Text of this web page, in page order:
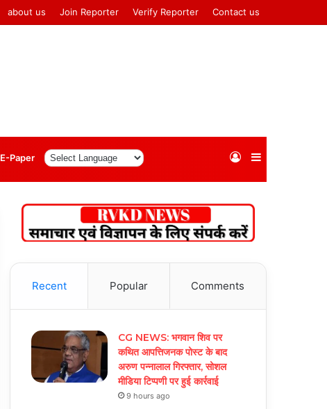
about us Join Reporter Verify Reporter Contact us
E-Paper Sidebar
Log
Recent Popular Comments
CG NEWS: भगवान शिव पर
कथित आपत्तिजनक पोस्ट के बाद
अरुण पन्नालाल गिरफ्तार, सोशल
मीडिया टिप्पणी पर हुई कार्रवाई
9 hours ago